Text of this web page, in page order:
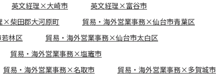
英文経理×大崎市
英文経理×富谷市
×柴田郡大河原町
貿易・海外営業事務×仙台市青葉区
林区
貿易・海外営業事務×仙台市太白区
貿易・海外営業事務×塩竈市
貿易・海外営業事務×名取市
貿易・海外営業事務×多賀城市